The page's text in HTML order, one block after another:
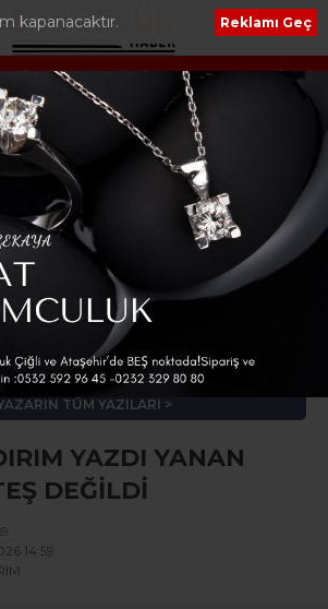
Kuşadası
Operasyon: 3 İlde
TÜM YAZILARI
YAZDI YANAN
DEĞİLDİ
14:59
kapanacaktır. Reklamı Geç